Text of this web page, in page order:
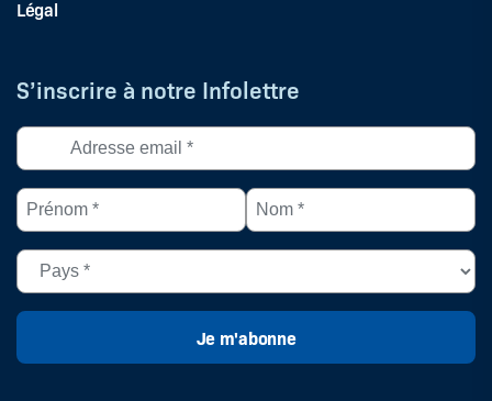
Légal
S’inscrire à notre Infolettre
Adresse
courriel
(Nécessaire)
Prénom
*
Nom
*
Pays
(Nécessaire)